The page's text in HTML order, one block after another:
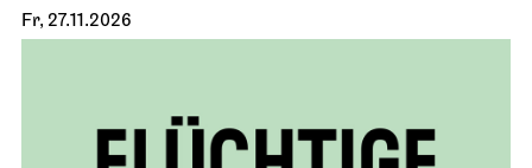
Fr, 27.11.2026